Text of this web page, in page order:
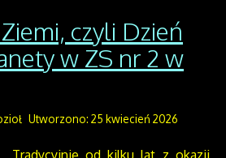
czyli Dzień
w ZS nr 2 w
Utworzono: 25 kwiecień 2026